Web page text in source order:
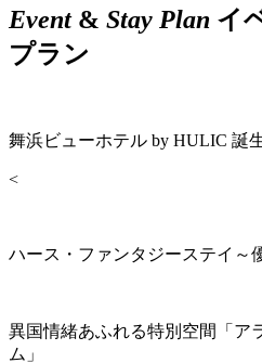
Event& Stay Plan イ
プラン
舞浜ビューホテル by HULIC 誕
<
ハース・ファンタジーステイ～
異国情緒あふれる特別空間「ア
ム」